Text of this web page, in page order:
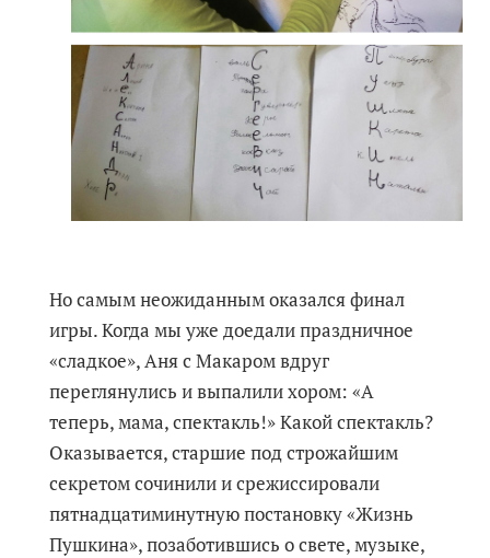
Но самым неожиданным оказался финал
игры. Когда мы уже доедали праздничное
«сладкое», Аня с Макаром вдруг
переглянулись и выпалили хором: «А
теперь, мама, спектакль!» Какой спектакль?
Оказывается, старшие под строжайшим
секретом сочинили и срежиссировали
пятнадцатиминутную постановку «Жизнь
Пушкина», позаботившись о свете, музыке,